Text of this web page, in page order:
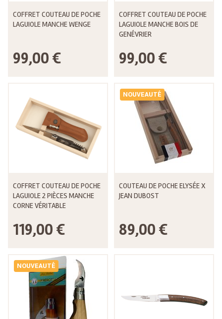
COFFRET COUTEAU DE POCHE
LAGUIOLE MANCHE WENGE
99,00 €
COFFRET COUTEAU DE POCHE
LAGUIOLE MANCHE BOIS DE
GENÉVRIER
99,00 €
COFFRET COUTEAU DE POCHE
LAGUIOLE 2 PIÈCES MANCHE
CORNE VÉRITABLE
119,00 €
NOUVEAUTÉ
COUTEAU DE POCHE ELYSÉE X
JEAN DUBOST
89,00 €
NOUVEAUTÉ